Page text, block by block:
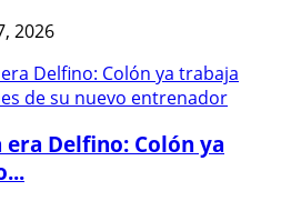
2026
era Delfino: Colón ya